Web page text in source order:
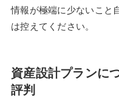
情報が極端に少ないこと
は控えてください。
資産設計プランに
評判